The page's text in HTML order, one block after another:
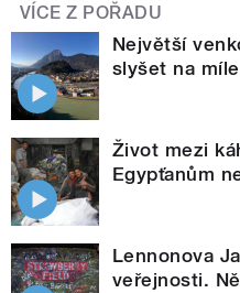
VÍCE Z POŘADU
Největší
slyšet na
Život mezi
Egypťanům
Lennonova
veřejnosti.